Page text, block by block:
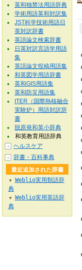
英和独禁法用語辞典
学術用語英和対訳集
JST科学技術用語日
英対訳辞書
英語論文検索辞書
日英対訳言語学用語
集
英語論文投稿用語集
和英図学用語辞書
英和GIS用語集
英和防災用語集
ITER（国際熱核融合
実験炉）用語対訳辞
書
脱原発和英小辞典
和英教育用語辞典
＋ ヘルスケア
＋
辞書・百科事典
最近追加された辞書
▼
Weblio実用類語辞
典
▼
Weblio実用英語辞
典